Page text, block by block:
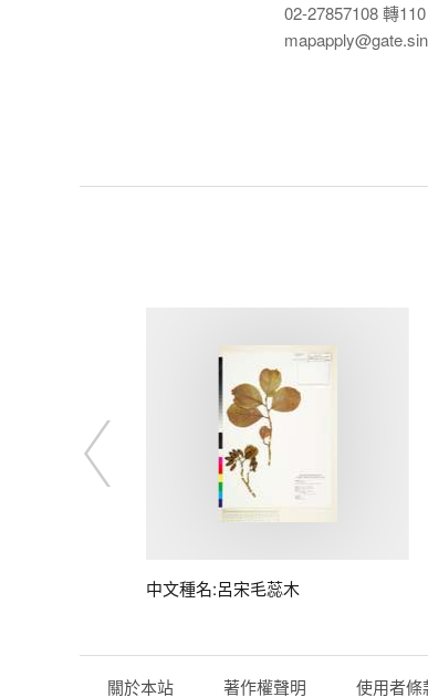
02-27857108 轉110
中文種名:呂宋毛蕊木
關於本站 著作權聲明 使用者條